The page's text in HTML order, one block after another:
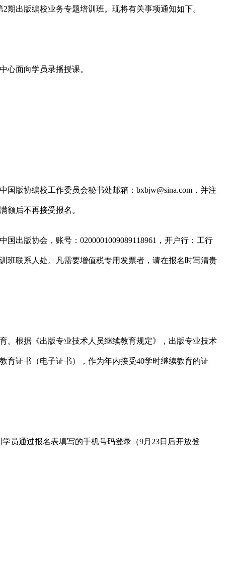
2期出版编校业务专题培训班。现将有关事项通知如下。
心面向学员录播授课。
国版协编校工作委员会秘书处邮箱： bxbjw@sina.com ， 并注
额后不再接受报名。
国出版协会，账号： 0200001009089118961 ，开户行：工行
班联系人处。凡需要增值税专用发票者，请在报名时写清贵
。根据《出版专业技术人员继续教育规定》，出版专业技术
育证书（电子证书），作为年内接受40学时继续教育的证
学员通过报名表填写的手机号码登录（9月 23日后开放登